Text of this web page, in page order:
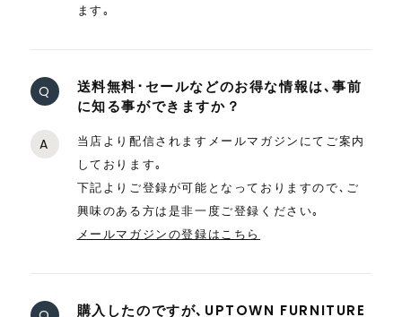
ます｡
Q
送料無料･セールなどのお得な情報は､事前
に知る事ができますか？
A
当店より配信されますメールマガジンにてご案内
しております｡
下記よりご登録が可能となっておりますので､ご
興味のある方は是非一度ご登録ください｡
メールマガジンの登録はこちら
購入したのですが､UPTOWN FURNITURE